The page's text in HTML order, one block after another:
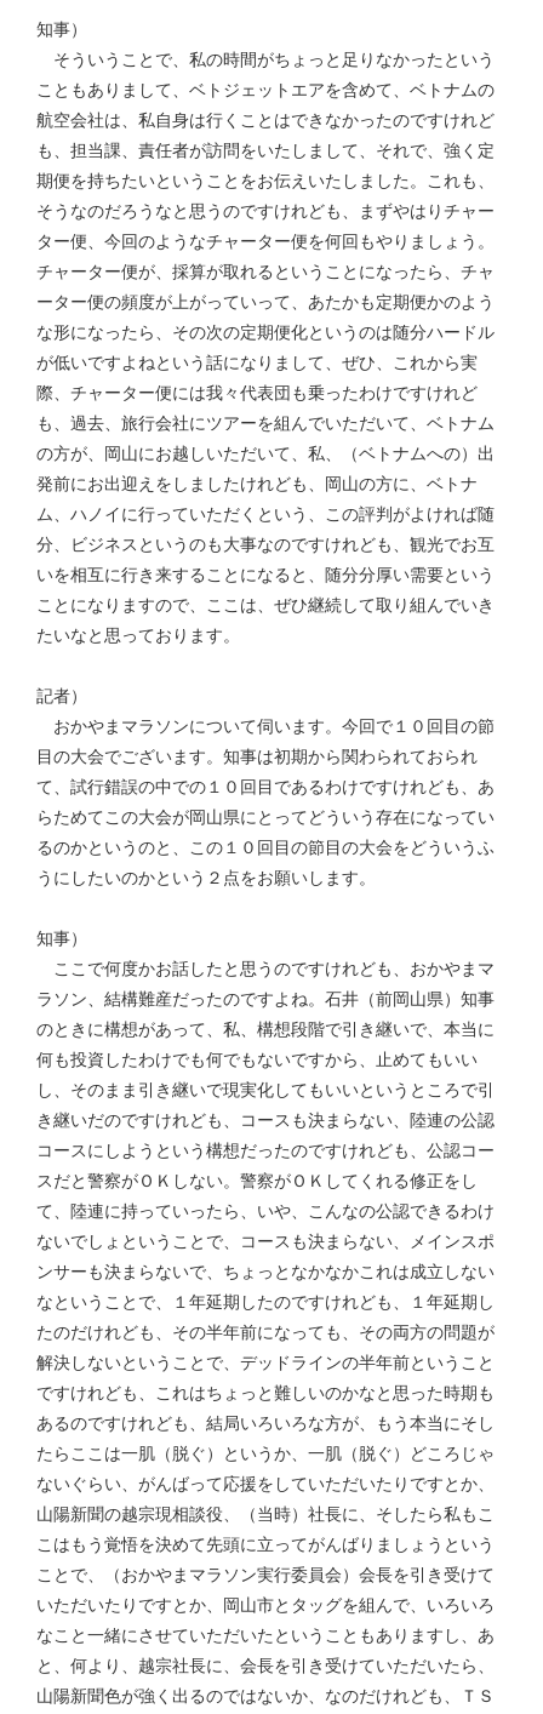
知事）
そういうことで、私の時間がちょっと足りなかったという
こともありまして、ベトジェットエアを含めて、ベトナムの
航空会社は、私自身は行くことはできなかったのですけれど
も、担当課、責任者が訪問をいたしまして、それで、強く定
期便を持ちたいということをお伝えいたしました。これも、
そうなのだろうなと思うのですけれども、まずやはりチャー
ター便、今回のようなチャーター便を何回もやりましょう。
チャーター便が、採算が取れるということになったら、チャ
ーター便の頻度が上がっていって、あたかも定期便かのよう
な形になったら、その次の定期便化というのは随分ハードル
が低いですよねという話になりまして、ぜひ、これから実
際、チャーター便には我々代表団も乗ったわけですけれど
も、過去、旅行会社にツアーを組んでいただいて、ベトナム
の方が、岡山にお越しいただいて、私、（ベトナムへの）出
発前にお出迎えをしましたけれども、岡山の方に、ベトナ
ム、ハノイに行っていただくという、この評判がよければ随
分、ビジネスというのも大事なのですけれども、観光でお互
いを相互に行き来することになると、随分分厚い需要という
ことになりますので、ここは、ぜひ継続して取り組んでいき
たいなと思っております。
記者）
おかやまマラソンについて伺います。今回で１０回目の節
目の大会でございます。知事は初期から関わられておられ
て、試行錯誤の中での１０回目であるわけですけれども、あ
らためてこの大会が岡山県にとってどういう存在になってい
るのかというのと、この１０回目の節目の大会をどういうふ
うにしたいのかという２点をお願いします。
知事）
ここで何度かお話したと思うのですけれども、おかやまマ
ラソン、結構難産だったのですよね。石井（前岡山県）知事
のときに構想があって、私、構想段階で引き継いで、本当に
何も投資したわけでも何でもないですから、止めてもいい
し、そのまま引き継いで現実化してもいいというところで引
き継いだのですけれども、コースも決まらない、陸連の公認
コースにしようという構想だったのですけれども、公認コー
スだと警察がＯＫしない。警察がＯＫしてくれる修正をし
て、陸連に持っていったら、いや、こんなの公認できるわけ
ないでしょということで、コースも決まらない、メインスポ
ンサーも決まらないで、ちょっとなかなかこれは成立しない
なということで、１年延期したのですけれども、１年延期し
たのだけれども、その半年前になっても、その両方の問題が
解決しないということで、デッドラインの半年前ということ
ですけれども、これはちょっと難しいのかなと思った時期も
あるのですけれども、結局いろいろな方が、もう本当にそし
たらここは一肌（脱ぐ）というか、一肌（脱ぐ）どころじゃ
ないぐらい、がんばって応援をしていただいたりですとか、
山陽新聞の越宗現相談役、（当時）社長に、そしたら私もこ
こはもう覚悟を決めて先頭に立ってがんばりましょうという
ことで、（おかやまマラソン実行委員会）会長を引き受けて
いただいたりですとか、岡山市とタッグを組んで、いろいろ
なこと一緒にさせていただいたということもありますし、あ
と、何より、越宗社長に、会長を引き受けていただいたら、
山陽新聞色が強く出るのではないか、なのだけれども、ＴＳ